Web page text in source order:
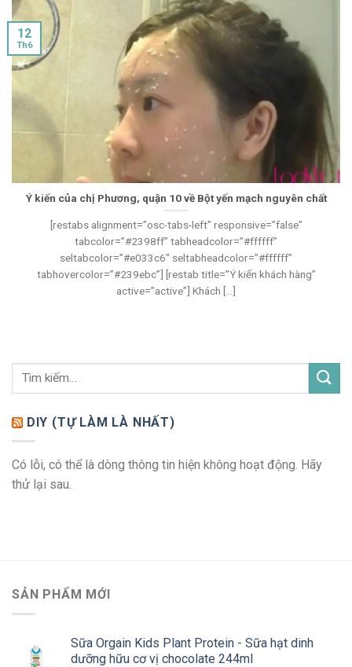
Ý kiến của chị Phương, quận 10 về Bột yến mạch nguyên chất
[restabs alignment=”osc-tabs-left” responsive=”false”
tabcolor=”#2398ff” tabheadcolor=”#ffffff”
seltabcolor=”#e033c6″ seltabheadcolor=”#ffffff”
tabhovercolor=”#239ebc”] [restab title=”Ý kiến khách hàng”
active=”active”] Khách [...]
12
Th6
DIY (TỰ LÀM LÀ NHẤT)
Có lỗi, có thể là dòng thông tin hiện không hoạt động. Hãy
thử lại sau.
SẢN PHẨM MỚI
Sữa Orgain Kids Plant Protein - Sữa hạt dinh
dưỡng hữu cơ vị chocolate 244ml